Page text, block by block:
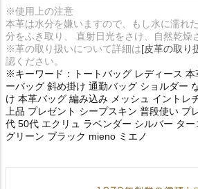
※使用上の注意
本革は水分を嫌いますので、もし水に濡れ
分をふき取り、 直射日光をさけ、自然乾燥
※革の取り扱いについて詳細は[皮革の取り
認ください。
※キーワード：トートバッグ レディース
ーバッグ 斜め掛け 通勤バッグ ショルダー
け 本革バッグ 編み込み メッシュ イントレ
上品 プレゼント シープスキン 普段使い プ
代 50代 エクリュ ラベンダー シルバー タ
グリーン ブラック mieno ミエノ